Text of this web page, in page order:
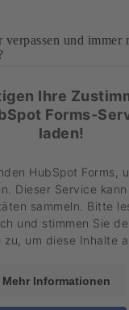
und immer
Ihre
Forms-
laden!
HubSpot Forms,
Dieser Service
sammeln. Bitte
und stimmen Sie
um diese Inhalte
Mehr Informationen